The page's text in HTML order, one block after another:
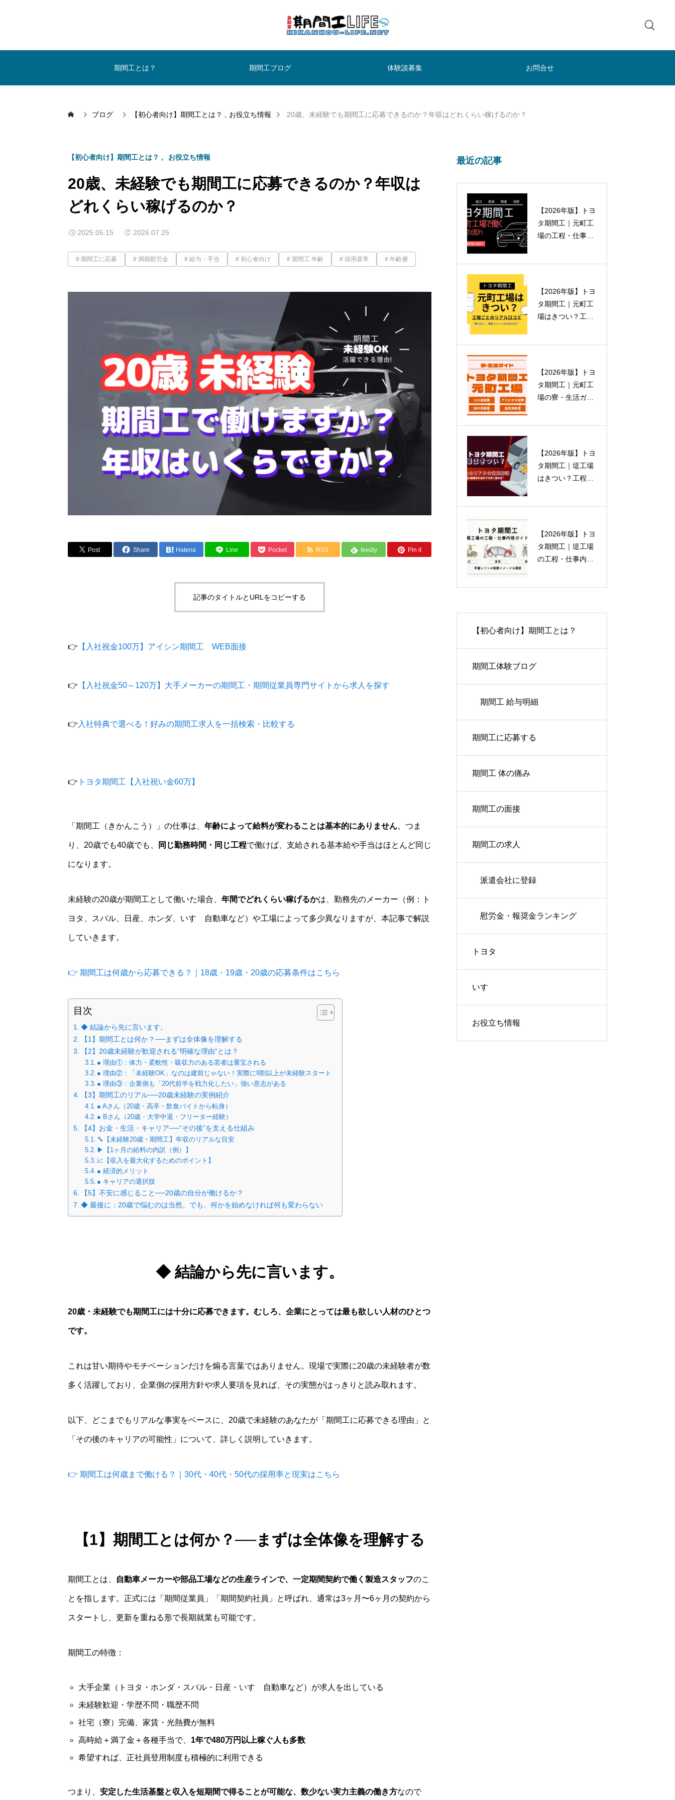
期間工とは？ 期間工ブログ 体験談募集 お問合せ
ブログ 【初心者向け】期間工とは？ お役立ち情報 20歳、未経験でも期間工に応募できるのか？年収はどれくらい稼げるのか？
【初心者向け】期間工とは？ お役立ち情報
20歳、未経験でも期間工に応募できるのか？年収は
どれくらい稼げるのか？
2025.05.15 2026.07.25
期間工に応募 満期慰労金 給与・手当 初心者向け 期間工 年齢 採用基準 年齢層
Post Share Hatena Line Pocket RSS feedly Pin it
記事のタイトルとURLをコピーする
👉 【入社祝金100万】アイシン期間工 WEB面接
👉 【入社祝金50～120万】大手メーカーの期間工・期間従業員専門サイトから求人を探す
👉 入社特典で選べる！好みの期間工求人を一括検索・比較する
👉 トヨタ期間工【入社祝い金60万】
「期間工（きかんこう）」の仕事は、 年齢によって給料が変わることは基本的にありません。つま
り、20歳でも40歳でも、 同じ勤務時間・同じ工程で働けば、支給される基本給や手当はほとんど同じ
になります。
未経験の20歳が期間工として働いた場合、 年間でどれくらい稼げるかは、勤務先のメーカー（例：ト
ヨタ、スバル、日産、ホンダ、いすゞ自動車など）や工場によって多少異なりますが、本記事で解説
していきます。
👉 期間工は何歳から応募できる？｜18歳・19歳・20歳の応募条件はこちら
目次
◆ 結論から先に言います。
【1】期間工とは何か？──まずは全体像を理解する
【2】20歳未経験が歓迎される“明確な理由”とは？
● 理由①：体力・柔軟性・吸収力のある若者は重宝される
● 理由②：「未経験OK」なのは建前じゃない！実際に9割以上が未経験スタート
● 理由③：企業側も「20代前半を戦力化したい」強い意志がある
【3】期間工のリアル──20歳未経験の実例紹介
● Aさん（20歳・高卒・飲食バイトから転身）
● Bさん（20歳・大学中退・フリーター経験）
【4】お金・生活・キャリア──“その後”を支える仕組み
🔧【未経験20歳・期間工】年収のリアルな目安
▶【1ヶ月の給料の内訳（例）】
📈【収入を最大化するためのポイント】
● 経済的メリット
● キャリアの選択肢
【5】不安に感じること──20歳の自分が働けるか？
◆ 最後に：20歳で悩むのは当然。でも、何かを始めなければ何も変わらない
◆ 結論から先に言います。
20歳・未経験でも期間工には十分に応募できます。むしろ、企業にとっては最も欲しい人材のひとつ
です。
これは甘い期待やモチベーションだけを煽る言葉ではありません。現場で実際に20歳の未経験者が数
多く活躍しており、企業側の採用方針や求人要項を見れば、その実態がはっきりと読み取れます。
以下、どこまでもリアルな事実をベースに、20歳で未経験のあなたが「期間工に応募できる理由」と
「その後のキャリアの可能性」について、詳しく説明していきます。
👉 期間工は何歳まで働ける？｜30代・40代・50代の採用率と現実はこちら
【1】期間工とは何か？──まずは全体像を理解する
期間工とは、 自動車メーカーや部品工場などの生産ラインで、一定期間契約で働く製造スタッフのこ
とを指します。正式には「期間従業員」「期間契約社員」と呼ばれ、通常は3ヶ月〜6ヶ月の契約から
スタートし、更新を重ねる形で長期就業も可能です。
期間工の特徴：
大手企業（トヨタ・ホンダ・スバル・日産・いすゞ自動車など）が求人を出している
未経験歓迎・学歴不問・職歴不問
社宅（寮）完備、家賃・光熱費が無料
高時給＋満了金＋各種手当で、 1年で480万円以上稼ぐ人も多数
希望すれば、正社員登用制度も積極的に利用できる
つまり、 安定した生活基盤と収入を短期間で得ることが可能な、数少ない実力主義の働き方なので
最近の記事
【2026年版】トヨ
タ期間工｜元町工
場の工程・仕事内
【2026年版】トヨ
タ期間工｜元町工
場はきつい？工程
【2026年版】トヨ
タ期間工｜元町工
場の寮・生活ガイ
【2026年版】トヨ
タ期間工｜堤工場
はきつい？工程ご
【2026年版】トヨ
タ期間工｜堤工場
の工程・仕事内容
【初心者向け】期間工とは？
期間工体験ブログ
期間工 給与明細
期間工に応募する
期間工 体の痛み
期間工の面接
期間工の求人
派遣会社に登録
慰労金・報奨金ランキング
トヨタ
いすゞ
お役立ち情報